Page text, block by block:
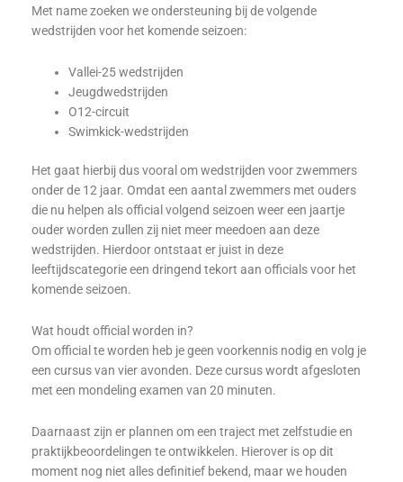
Met name zoeken we ondersteuning bij de volgende
wedstrijden voor het komende seizoen:
Vallei-25 wedstrijden
Jeugdwedstrijden
O12-circuit
Swimkick-wedstrijden
Het gaat hierbij dus vooral om wedstrijden voor zwemmers
onder de 12 jaar. Omdat een aantal zwemmers met ouders
die nu helpen als official volgend seizoen weer een jaartje
ouder worden zullen zij niet meer meedoen aan deze
wedstrijden. Hierdoor ontstaat er juist in deze
leeftijdscategorie een dringend tekort aan officials voor het
komende seizoen.
Wat houdt official worden in?
Om official te worden heb je geen voorkennis nodig en volg je
een cursus van vier avonden. Deze cursus wordt afgesloten
met een mondeling examen van 20 minuten.
Daarnaast zijn er plannen om een traject met zelfstudie en
praktijkbeoordelingen te ontwikkelen. Hierover is op dit
moment nog niet alles definitief bekend, maar we houden